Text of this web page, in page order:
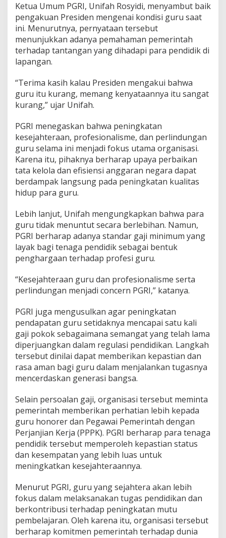
o
n
g
K
e
n
k
a
n
K
s
e
j
h
t
e
a
n
Ketua Umum PGRI, Unifah Rosyidi, menyambut baik
pengakuan Presiden mengenai kondisi guru saat
ini. Menurutnya, pernyataan tersebut
menunjukkan adanya pemahaman pemerintah
terhadap tantangan yang dihadapi para pendidik di
lapangan.
“Terima kasih kalau Presiden mengakui bahwa
guru itu kurang, memang kenyataannya itu sangat
kurang,” ujar Unifah.
PGRI menegaskan bahwa peningkatan
kesejahteraan, profesionalisme, dan perlindungan
guru selama ini menjadi fokus utama organisasi.
Karena itu, pihaknya berharap upaya perbaikan
tata kelola dan efisiensi anggaran negara dapat
berdampak langsung pada peningkatan kualitas
hidup para guru.
Lebih lanjut, Unifah mengungkapkan bahwa para
guru tidak menuntut secara berlebihan. Namun,
PGRI berharap adanya standar gaji minimum yang
layak bagi tenaga pendidik sebagai bentuk
penghargaan terhadap profesi guru.
“Kesejahteraan guru dan profesionalisme serta
perlindungan menjadi concern PGRI,” katanya.
PGRI juga mengusulkan agar peningkatan
pendapatan guru setidaknya mencapai satu kali
gaji pokok sebagaimana semangat yang telah lama
diperjuangkan dalam regulasi pendidikan. Langkah
tersebut dinilai dapat memberikan kepastian dan
rasa aman bagi guru dalam menjalankan tugasnya
mencerdaskan generasi bangsa.
Selain persoalan gaji, organisasi tersebut meminta
pemerintah memberikan perhatian lebih kepada
guru honorer dan Pegawai Pemerintah dengan
Perjanjian Kerja (PPPK). PGRI berharap para tenaga
pendidik tersebut memperoleh kepastian status
dan kesempatan yang lebih luas untuk
meningkatkan kesejahteraannya.
Menurut PGRI, guru yang sejahtera akan lebih
fokus dalam melaksanakan tugas pendidikan dan
berkontribusi terhadap peningkatan mutu
pembelajaran. Oleh karena itu, organisasi tersebut
berharap komitmen pemerintah terhadap dunia